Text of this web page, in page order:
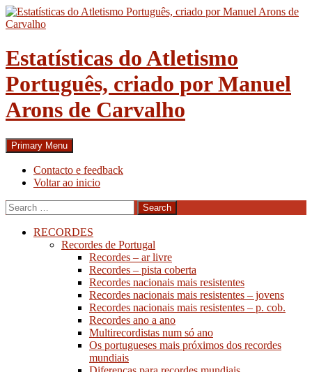
Skip
to
Estatísticas do Atletismo
Português, criado por Manuel
Arons de Carvalho
Search
Primary Menu
Contacto e feedback
Voltar ao inicio
Search
for:
RECORDES
Recordes de Portugal
Recordes – ar livre
Recordes – pista coberta
Recordes nacionais mais resistentes
Recordes nacionais mais resistentes – jovens
Recordes nacionais mais resistentes – p. cob.
Recordes ano a ano
Multirecordistas num só ano
Os portugueses mais próximos dos recordes
mundiais